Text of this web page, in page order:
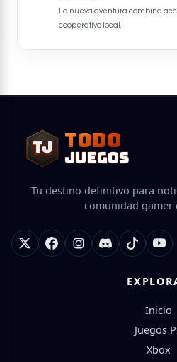
La nueva aventura combina
cooperativo local.
TJ
TJ TODO
JUEGOS
Tu destino definitivo para
comunidad gamer
Inicio
Juegos
Xbox